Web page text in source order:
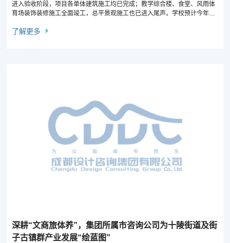
进入验收阶段，项目各单体建筑施工均已完成；教学综合楼、食堂、风雨体
育场装饰装修施工全面竣工，总平景观施工也已进入尾声。学校预计今年9
了解更多
深耕“文商旅体养”，集团所属市咨询公司为十陵街道及街
子古镇群产业发展“绘蓝图”